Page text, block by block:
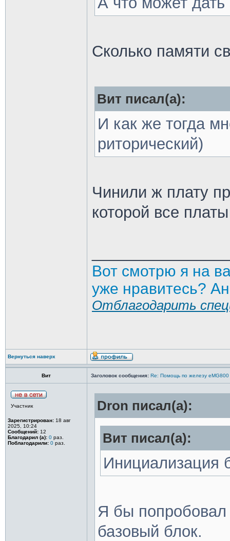
Сколько памяти
Вит писал(а):
И как же тогда
риторический)
Чинили ж плату
которой все
Вот смотрю я на
уже нравитесь?
Отблагодарить
Вернуться наверх
Вит Заголовок сообщения: Re: Помощь по железу eMG800
Участник
Зарегистрирован: 18 авг
2025, 10:24
Сообщений: 12
Благодарил (а): 0 раз.
Поблагодарили: 0 раз.
Dron писал(а):
Вит писал(а):
Инициализация
Я бы попробовал
базовый блок.